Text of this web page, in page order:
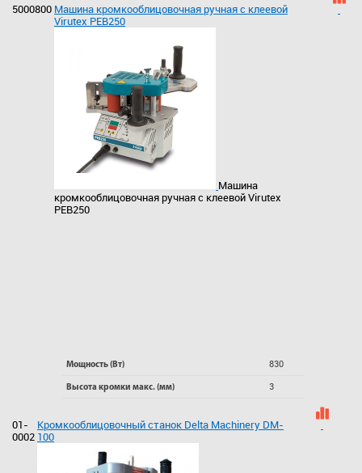
5000800 Машина кромкооблицовочная ручная с клеевой
Virutex PEB250
Машина
кромкооблицовочная ручная с клеевой Virutex
PEB250
Мощность (Вт) 830
Высота кромки макс. (мм) 3
01-
0002
Кромкооблицовочный станок Delta Machinery DM-
100